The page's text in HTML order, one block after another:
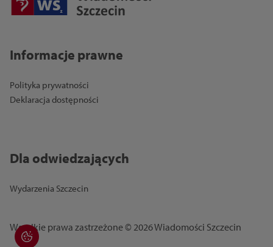
Informacje prawne
Polityka prywatności
Deklaracja dostępności
Dla odwiedzających
Wydarzenia Szczecin
Wszelkie prawa zastrzeżone © 2026 Wiadomości Szczecin